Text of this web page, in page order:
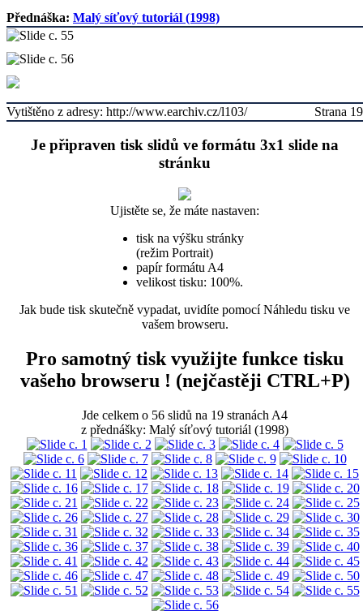
Přednáška: Malý síťový tutoriál (1998)
Strana 19
Vytištěno z adresy: http://www.earchiv.cz/l103/
Je připraven tisk slidů ve formátu 3x1 slide na
stránku
Ujistěte se, že máte nastaven:
tisk na výšku stránky
(režim Portrait)
papír formátu A4
velikost tisku: 100%.
Jak bude tisk skutečně vypadat, uvidíte pomocí Náhledu tisku ve
vašem browseru.
Pro samotný tisk využijte funkce tisku
vašeho browseru ! (nejčastěji CTRL+P)
Jde celkem o 56 slidů na 19 stranách A4
z přednášky: Malý síťový tutoriál (1998)